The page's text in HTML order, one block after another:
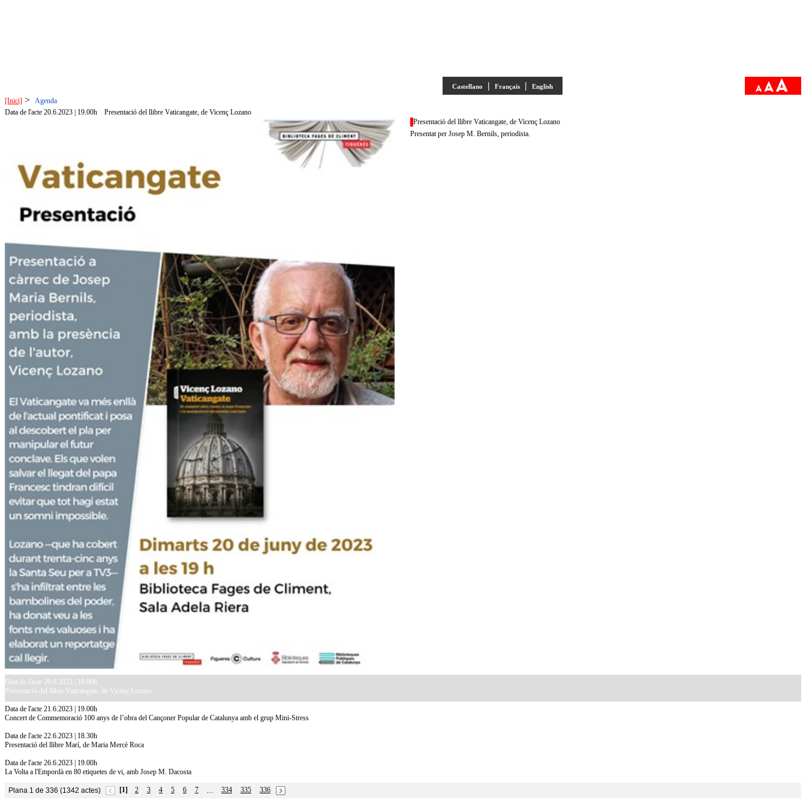
Castellano | Français | English
[Inici] > Agenda
Data de l'acte 20.6.2023 | 19.00h
Presentació del llibre Vaticangate, de Vicenç Lozano
Presentació del llibre Vaticangate, de Vicenç Lozano
Presentat per Josep M. Bernils, periodista.
Data de l'acte 20.6.2023 | 19.00h
Presentació del llibre Vaticangate, de Vicenç Lozano
Data de l'acte 21.6.2023 | 19.00h
Concert de Commemoració 100 anys de l’obra del Cançoner Popular de Catalunya amb el grup Mini-Stress
Data de l'acte 22.6.2023 | 18.30h
Presentació del llibre Marí, de Maria Mercè Roca
Data de l'acte 26.6.2023 | 19.00h
La Volta a l'Empordà en 80 etiquetes de vi, amb Josep M. Dacosta
Plana 1 de 336 (1342 actes) [1] 2 3 4 5 6 7 … 334 335
336